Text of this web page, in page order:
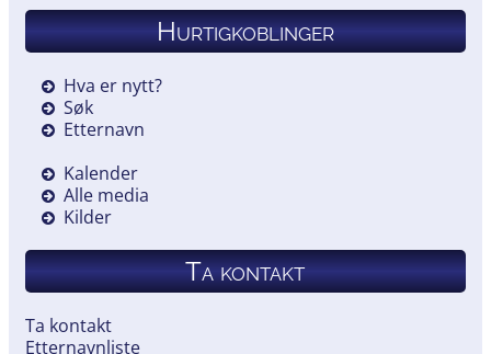
Hurtigkoblinger
Hva er nytt?
Søk
Etternavn
Kalender
Alle media
Kilder
Ta kontakt
Ta kontakt
Etternavnliste